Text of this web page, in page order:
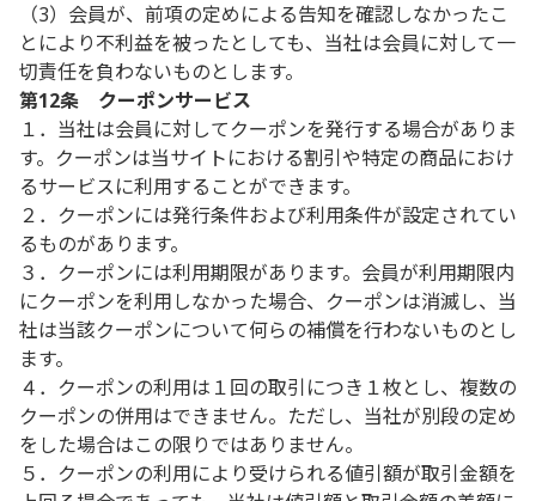
（3）会員が、前項の定めによる告知を確認しなかったこ
とにより不利益を被ったとしても、当社は会員に対して一
切責任を負わないものとします。
第12条 クーポンサービス
１．当社は会員に対してクーポンを発行する場合がありま
す。クーポンは当サイトにおける割引や特定の商品におけ
るサービスに利用することができます。
２．クーポンには発行条件および利用条件が設定されてい
るものがあります。
３．クーポンには利用期限があります。会員が利用期限内
にクーポンを利用しなかった場合、クーポンは消滅し、当
社は当該クーポンについて何らの補償を行わないものとし
ます。
４．クーポンの利用は１回の取引につき１枚とし、複数の
クーポンの併用はできません。ただし、当社が別段の定め
をした場合はこの限りではありません。
５．クーポンの利用により受けられる値引額が取引金額を